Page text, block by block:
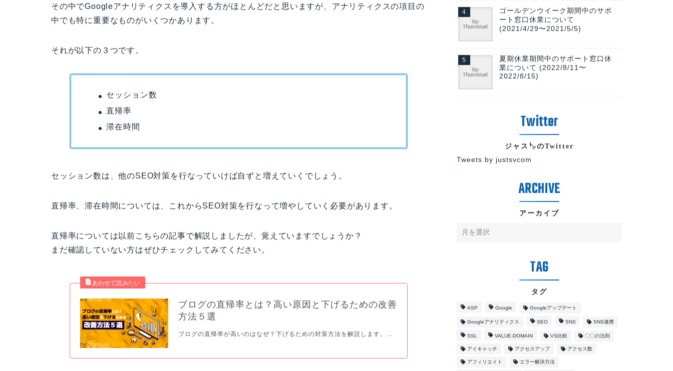
その中でGoogleアナリティクスを導入する方がほとんどだと思いますが、アナリティクスの項目の
中でも特に重要なものがいくつかあります。
それが以下の３つです。
セッション数
直帰率
滞在時間
セッション数は、他のSEO対策を行なっていけば自ずと増えていくでしょう。
直帰率、滞在時間については、これからSEO対策を行なって増やしていく必要があります。
直帰率については以前こちらの記事で解説しましたが、覚えていますでしょうか？
まだ確認していない方はぜひチェックしてみてください。
ブログの直帰率とは？高い原因と下げるための改善
方法５選
ブログの直帰率が高いのはなぜ？下げるための対策方法を解説します。...
ゴールデンウイーク期間中のサポ
ート窓口休業について
(2021/4/29〜2021/5/5)
夏期休業期間中のサポート窓口休
業について (2022/8/11〜
2022/8/15)
ジャス㌧のTwitter
Tweets by justsvcom
アーカイブ
タグ
ASP Google Googleアップデート
Googleアナリティクス SEO SNS SNS連携
SSL VALUE-DOMAIN VS比較 〇〇の法則
アイキャッチ アクセスアップ アクセス数
アフィリエイト エラー解決方法